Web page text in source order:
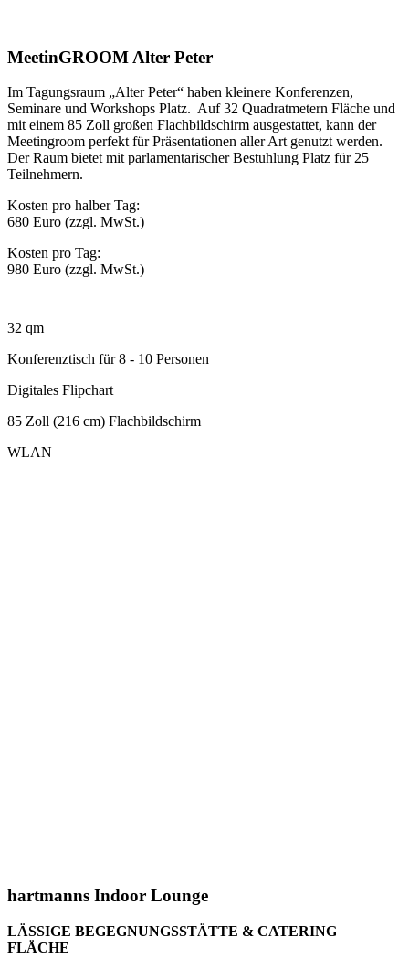
MeetinGROOM Alter Peter
Im Tagungsraum „Alter Peter“ haben kleinere Konferenzen,
Seminare und Workshops Platz. Auf 32 Quadratmetern Fläche und
mit einem 85 Zoll großen Flachbildschirm ausgestattet, kann der
Meetingroom perfekt für Präsentationen aller Art genutzt werden.
Der Raum bietet mit parlamentarischer Bestuhlung Platz für 25
Teilnehmern.
Kosten pro halber Tag:
680 Euro (zzgl. MwSt.)
Kosten pro Tag:
980 Euro (zzgl. MwSt.)
32 qm
Konferenztisch für 8 - 10 Personen
Digitales Flipchart
85 Zoll (216 cm) Flachbildschirm
WLAN
hartmanns Indoor Lounge
LÄSSIGE BEGEGNUNGSSTÄTTE & CATERING
FLÄCHE